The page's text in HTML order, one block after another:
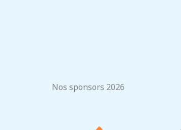
Nos sponsors 2026